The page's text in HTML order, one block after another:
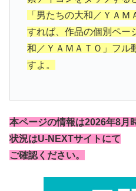
「男たちの大和／ＹＡ
すれば、作品の個別ペー
和／ＹＡＭＡＴＯ」フル
すよ。
本ページの情報は2026年8月
状況はU-NEXTサイトにて
ご確認ください。